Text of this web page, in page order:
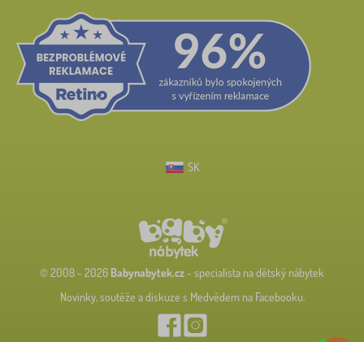
SK
© 2008 - 2026 Babynabytek.cz- specialista na dětský nábytek
Novinky, soutěže a diskuze s Medvědem na Facebooku.